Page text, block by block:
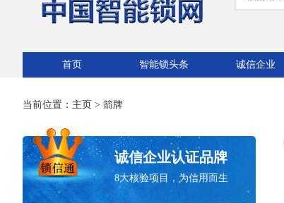
首页 智能锁头条 诚信企业
当前位置： 主页 > 箭牌
诚信企业认证品牌
8大核验项目，为信用而生